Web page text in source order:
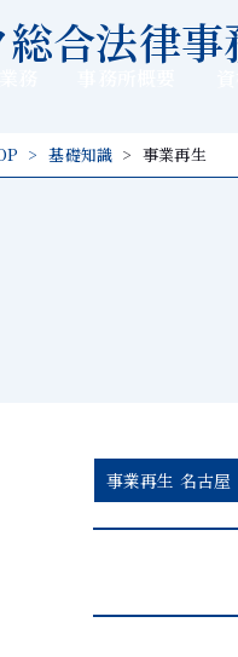
合法律事
基礎知識 事業再生
事業再生 名古屋